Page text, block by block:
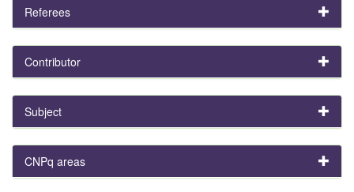
Referees
Contributor
Subject
CNPq areas